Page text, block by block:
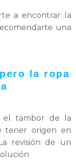
a encontrar la
una
la ropa
el tambor de la
tener origen en
revisión de un